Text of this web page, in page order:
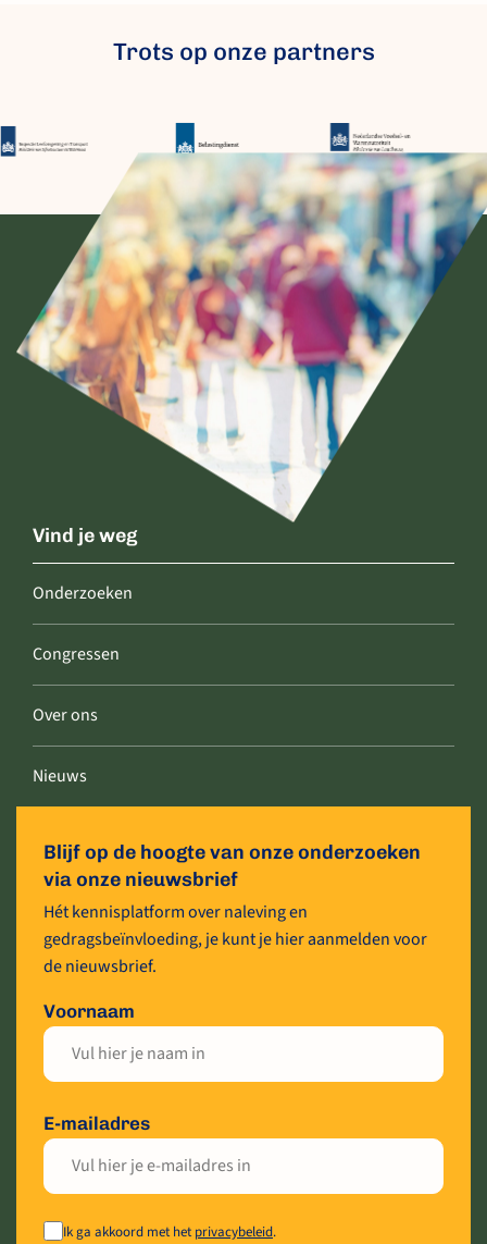
Trots op onze partners
Vind je weg
Onderzoeken
Congressen
Over ons
Nieuws
Blijf op de hoogte van onze onderzoeken
via onze nieuwsbrief
Hét kennisplatform over naleving en
gedragsbeïnvloeding, je kunt je hier aanmelden voor
de nieuwsbrief.
Voornaam
E-mailadres
Ik ga akkoord met hetprivacybeleid.